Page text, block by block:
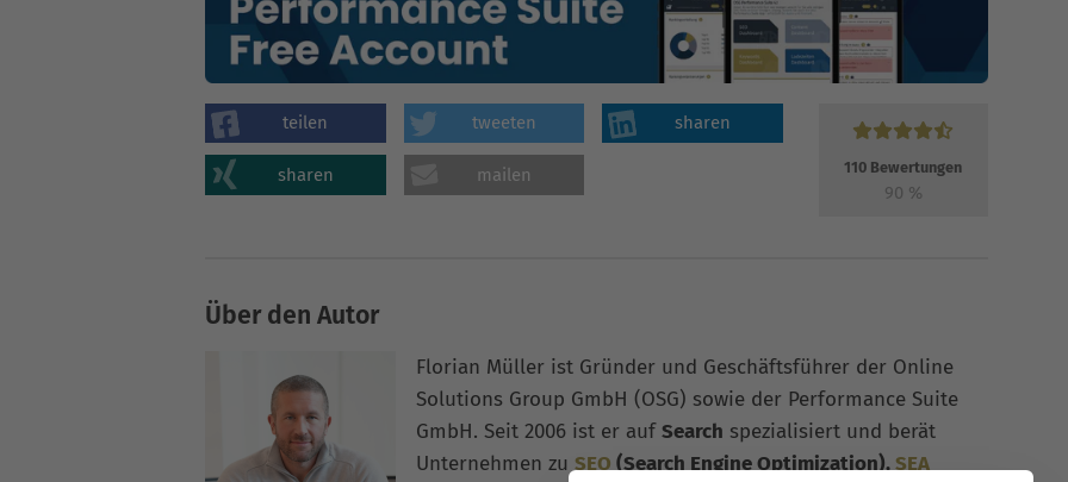
teilen tweeten sharen
sharen mailen 110 Bewertungen
90 %
Über den Autor
Florian Müller ist Gründer und Geschäftsführer der Online
Solutions Group GmbH (OSG) sowie der Performance Suite
GmbH. Seit 2006 ist er aufSearch spezialisiert und berät
Unternehmen zuSEO(Search Engine Optimization),SEA